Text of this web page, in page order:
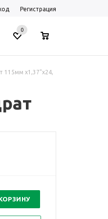
Регистрация
0
115мм х1,37"х24,